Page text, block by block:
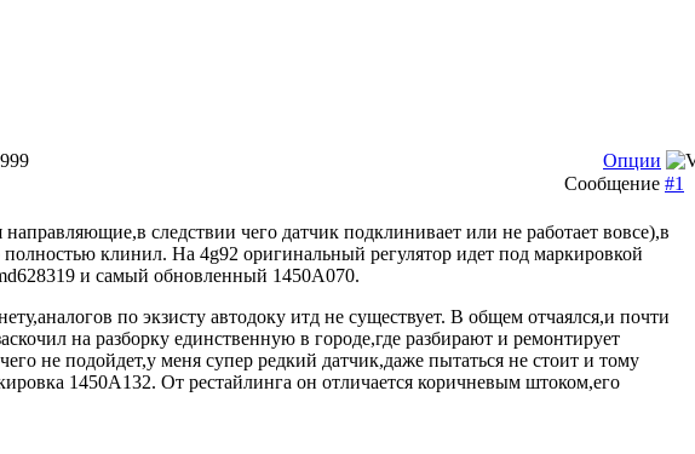
Опции
Сообщение #1
следствии чего датчик подклинивает или не работает вовсе),в
клинил. На 4g92 оригинальный регулятор идет под маркировкой
и самый обновленный 1450A070.
по экзисту автодоку итд не существует. В общем отчаялся,и почти
на разборку единственную в городе,где разбирают и ремонтирует
не подойдет,у меня супер редкий датчик,даже пытаться не стоит и тому
1450A132. От рестайлинга он отличается коричневым штоком,его